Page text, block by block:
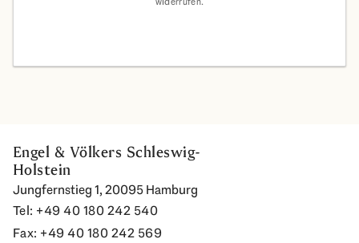
Engel & Völkers Schleswig-
Holstein
Jungfernstieg 1, 20095 Hamburg
Tel: +49 40 180 242 540
Fax: +49 40 180 242 569